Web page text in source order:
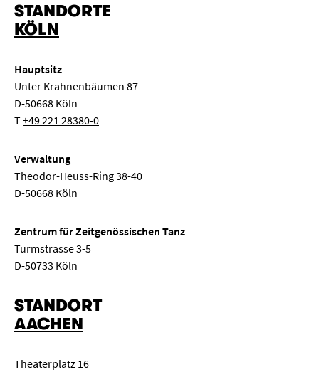
STANDORTE
KÖLN
Hauptsitz
Unter Krahnenbäumen 87
D-50668 Köln
T+49 221 28380-0
Verwaltung
Theodor-Heuss-Ring 38-40
D-50668 Köln
Zentrum für Zeitgenössischen Tanz
Turmstrasse 3-5
D-50733 Köln
STANDORT
AACHEN
Theaterplatz 16